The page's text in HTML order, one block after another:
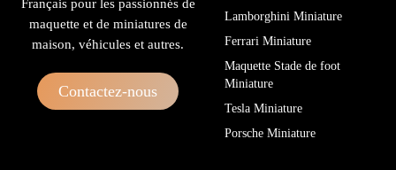
Français pour les passionnés de
maquette et de miniatures de
maison, véhicules et autres.
Contactez-nous
Lamborghini Miniature
Ferrari Miniature
Maquette Stade de foot
Miniature
Tesla Miniature
Porsche Miniature